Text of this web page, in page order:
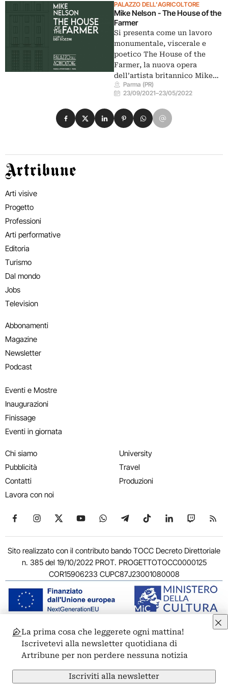
PALAZZO DELL'AGRICOLTORE
Mike Nelson - The House of the
Farmer
Si presenta come un lavoro
monumentale, viscerale e
poetico The House of the
Farmer, la nuova opera
dell’artista britannico Mike…
Parma (PR)
23/09/2021–23/05/2022
Condividi su Facebook
Condividi su X
Condividi su LinkedIn
Condividi su Pinterest
Condividi su WhatsApp
Condividi su Email
Artribune
Arti visive
Progetto
Professioni
Arti performative
Editoria
Turismo
Dal mondo
Jobs
Television
Abbonamenti
Magazine
Newsletter
Podcast
Eventi e Mostre
Inaugurazioni
Finissage
Eventi in giornata
Chi siamo
Pubblicità
Contatti
Lavora con noi
University
Travel
Produzioni
Seguici su Facebook
Seguici su Instagram
Seguici su X
Seguici su YouTube
Seguici su WhatsApp
Seguici su Telegram
Seguici su TikTok
Seguici su
Seguici
Sito realizzato con il contributo bando TOCC Decreto Direttoriale
n. 385 del 19/10/2022 PROT. PROGETTOTOCC0000125
COR15906233 CUPC87J23001080008
© 2011-2026 ARTRIBUNE srl – Corso Vittorio Emanuele II, 287 –
00186 Roma - P.I. 11381581005
Privacy: Responsabile della protezione dei dati personali
ARTRIBUNE srl – Corso Vittorio Emanuele II, 287 – 00186 Roma
Termini e condizioniPrivacy PolicyCookie PolicyCredits
La prima cosa che leggerete ogni mattina!
Iscrivetevi alla newsletter quotidiana di
Artribune per non perdere nessuna notizia
Iscriviti alla newsletter